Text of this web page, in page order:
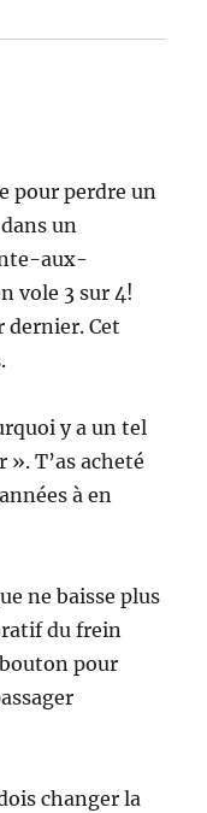
pour perdre un
un
aux-
vole 3 sur 4!
dernier. Cet
y a un tel
T’as acheté
à en
ne baisse plus
du frein
pour
changer la